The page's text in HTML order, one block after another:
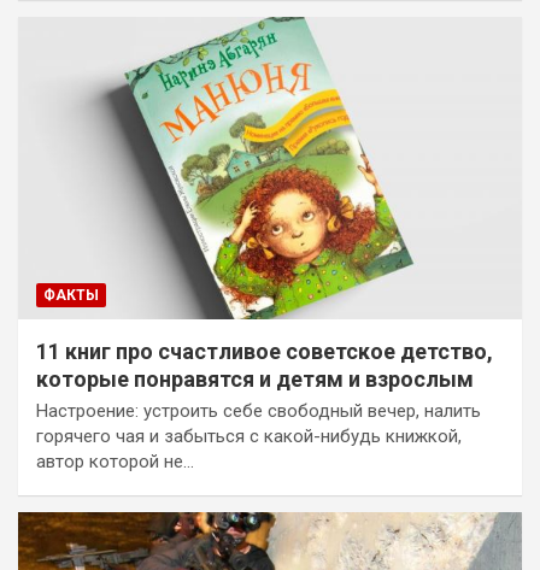
ФАКТЫ
11 книг про счастливое советское детство,
которые понравятся и детям и взрослым
Настроение: устроить себе свободный вечер, налить
горячего чая и забыться с какой-нибудь книжкой,
автор которой не…